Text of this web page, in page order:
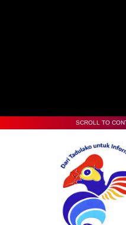
SCROLL TO